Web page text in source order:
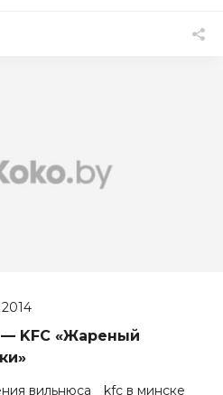
KFC «Жареный
вильнюса kfc в минске